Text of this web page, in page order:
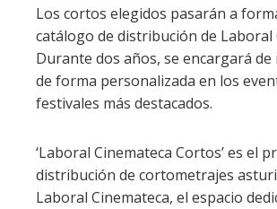
Los cortos elegidos pasarán a
catálogo de distribución de Laboral
Durante dos años, se encargará
de forma personalizada en los
festivales más destacados.
‘Laboral Cinemateca Cortos’ es el
distribución de cortometrajes
Laboral Cinemateca, el espacio